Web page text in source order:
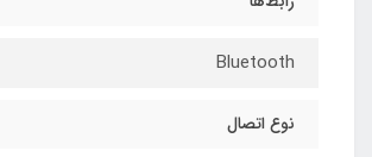
Bluetooth
نوع اتصال